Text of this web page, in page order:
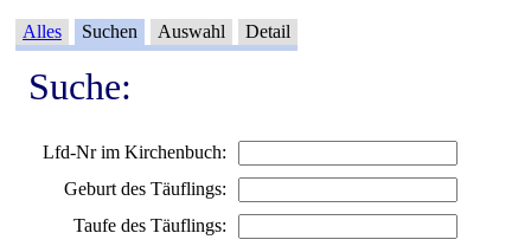
Alles Suchen Auswahl Detail
Suche:
Lfd-Nr im Kirchenbuch:
Geburt des Täuflings:
Taufe des Täuflings: